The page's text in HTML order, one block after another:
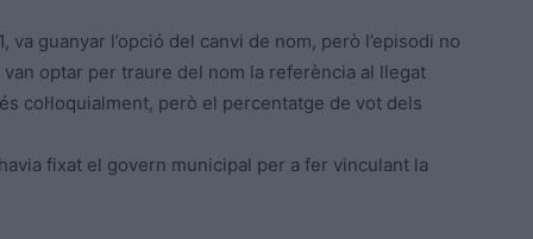
guanyar l’opció del canvi de nom, però l’episodi no
optar per traure del nom la referència al llegat
col·loquialment, però el percentatge de vot dels
fixat el govern municipal per a fer vinculant la